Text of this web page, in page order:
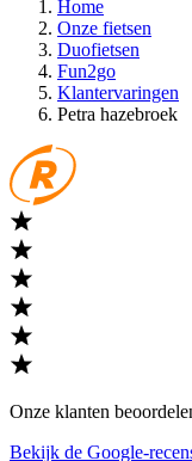
Home
Onze fietsen
Duofietsen
Fun2go
Klantervaringen
Petra hazebroek
Onze klanten
Bekijk de Google-